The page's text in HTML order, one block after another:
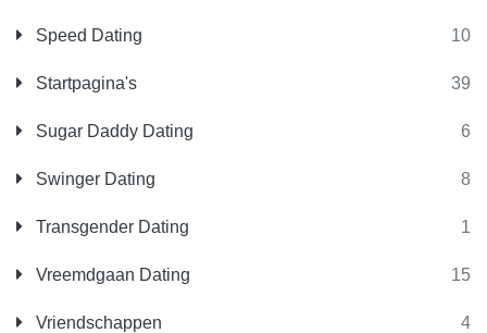
Speed Dating 10
Startpagina's 39
Sugar Daddy Dating 6
Swinger Dating 8
Transgender Dating 1
Vreemdgaan Dating 15
Vriendschappen 4